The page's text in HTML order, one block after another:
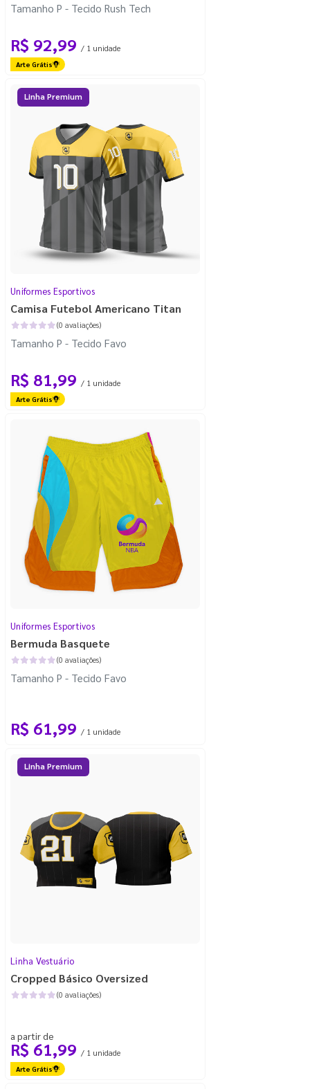
Tamanho P - Tecido Rush Tech
R$ 92,99 / 1 unidade
Arte Grátis
Linha Premium
Uniformes Esportivos
Camisa Futebol Americano Titan
(0 avaliações)
Tamanho P - Tecido Favo
R$ 81,99 / 1 unidade
Arte Grátis
Uniformes Esportivos
Bermuda Basquete
(0 avaliações)
Tamanho P - Tecido Favo
R$ 61,99 / 1 unidade
Linha Premium
Linha Vestuário
Cropped Básico Oversized
(0 avaliações)
a partir de
R$ 61,99 / 1 unidade
Arte Grátis